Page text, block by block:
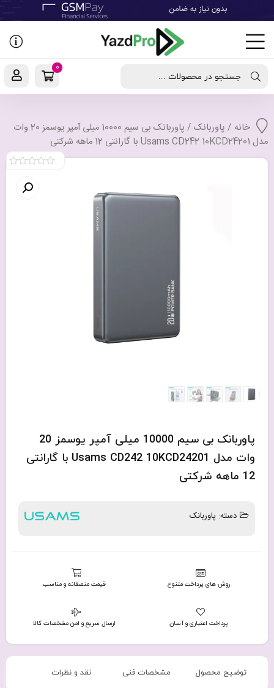
جستجو در محصولات ...
0
خانه / پاوربانک
/ پاوربانک بی سیم 10000 میلی آمپر یوسمز 20 وات
مدل Usams CD242 10KCD24201 با گارانتی 12 ماهه شرکتی
پاوربانک بی سیم 10000 میلی آمپر یوسمز 20
وات مدل Usams CD242 10KCD24201 با گارانتی
12 ماهه شرکتی
دسته: پاوربانک
روش های پرداخت متنوع قیمت منصفانه و مناسب
پرداخت اعتباری و آسان ارسال سریع و امن مشخصات کالا
توضیح محصول مشخصات فنی نقد و نظرات